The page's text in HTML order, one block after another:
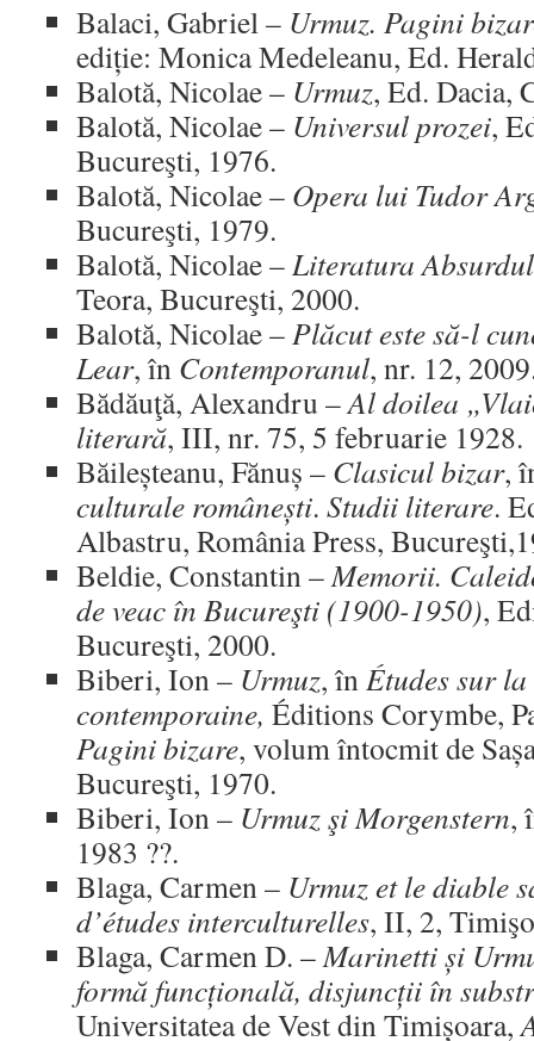
Balaci, Gabriel – Urmuz. Pagini
ediție: Monica Medeleanu, Ed.
Balotă, Nicolae – Urmuz, Ed. Dacia,
Balotă, Nicolae – Universul prozei,
Bucureşti, 1976.
Balotă, Nicolae – Opera lui Tudor
Bucureşti, 1979.
Balotă, Nicolae –Literatura
Teora, Bucureşti, 2000.
Balotă, Nicolae –Plăcut este să-l
Lear, în Contemporanul, nr. 12,
Bădăuţă, Alexandru –Al doilea
literară, III, nr. 75, 5 februarie 1928.
Băileșteanu, Fănuș – Clasicul bizar,
culturale românești. Studii literare.
Albastru, România Press,
Beldie, Constantin –Memorii.
de veac în Bucureşti (1900-1950),
Bucureşti, 2000.
Biberi, Ion – Urmuz, înÉtudes sur
contemporaine, Éditions Corymbe,
Pagini bizare, volum întocmit de
Bucureşti, 1970.
Biberi, Ion – Urmuz şi Morgenstern,
1983 ??.
Blaga, Carmen – Urmuz et le diable
d’études interculturelles, II, 2,
Blaga, Carmen D. –Marinetti și
formă funcțională, disjuncții în
Universitatea de Vest din Timișoara,